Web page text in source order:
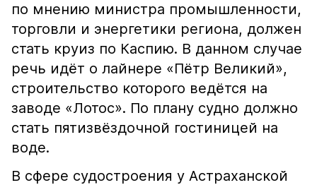
по мнению министра промышленности,
торговли и энергетики региона, должен
стать круиз по Каспию. В данном случае
речь идёт о лайнере «Пётр Великий»,
строительство которого ведётся на
заводе «Лотос». По плану судно должно
стать пятизвёздочной гостиницей на
воде.
В сфере судостроения у Астраханской